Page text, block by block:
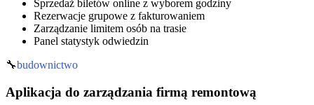
Sprzedaż biletów online z wyborem godziny
Rezerwacje grupowe z fakturowaniem
Zarządzanie limitem osób na trasie
Panel statystyk odwiedzin
🔧budownictwo
Aplikacja do zarządzania firmą remontową